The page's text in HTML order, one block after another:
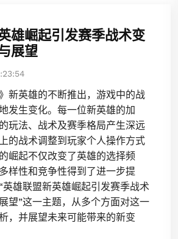
雄崛起引发赛季战术变
展望
新英雄的不断推出，游戏中的战
发生变化。每一位新英雄的加
玩法、战术及赛季格局产生深远
的战术调整到玩家个人操作方式
崛起不仅改变了英雄的选择频
样性和竞争性得到了进一步提
英雄联盟新英雄崛起引发赛季战术
望”这一主题，从多个方面对这一
，并展望未来可能带来的新变